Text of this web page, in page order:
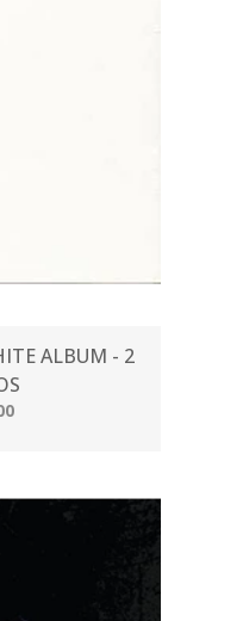
ALBUM - 2